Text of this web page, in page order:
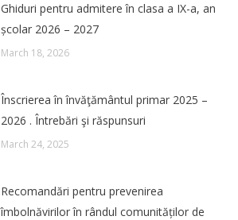
Ghiduri pentru admitere în clasa a IX-a, an
școlar 2026 – 2027
March 18, 2026
Înscrierea în învăţământul primar 2025 –
2026 . Întrebări şi răspunsuri
March 24, 2025
Recomandări pentru prevenirea
îmbolnăvirilor în rândul comunităților de